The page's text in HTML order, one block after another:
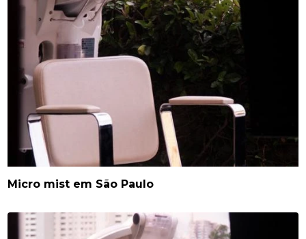
Micro mist em São Paulo